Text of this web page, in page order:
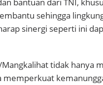
bantuan dari TNI,
sehingga
sinergi seperti ini
tidak hanya